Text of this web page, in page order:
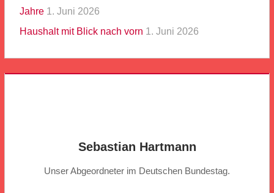
Jahre 1. Juni 2026
Haushalt mit Blick nach vorn 1. Juni 2026
Sebastian Hartmann
Unser Abgeordneter im Deutschen Bundestag.